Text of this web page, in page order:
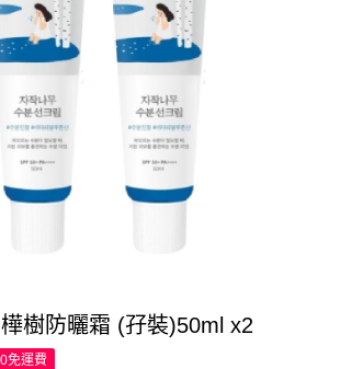
樹防曬霜 (孖裝)50ml x2
免運費